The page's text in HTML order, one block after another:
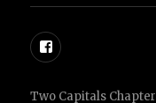
Facebook
Two Capitals Chapter